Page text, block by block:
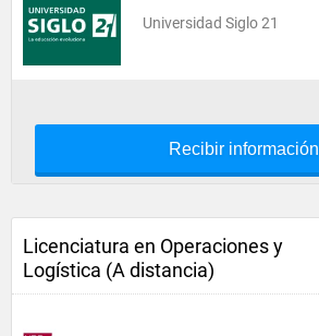
Universidad Siglo 21
Recibir información
Licenciatura en Operaciones y
Logística (A distancia)